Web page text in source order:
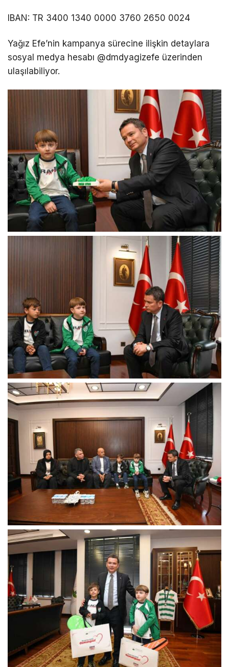
IBAN: TR 3400 1340 0000 3760 2650 0024
Yağız Efe’nin kampanya sürecine ilişkin detaylara
sosyal medya hesabı @dmdyagizefe üzerinden
ulaşılabiliyor.